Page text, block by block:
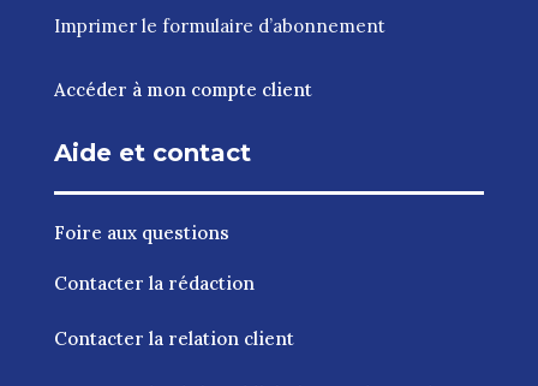
Imprimer le formulaire d’abonnement
Accéder à mon compte client
Aide et contact
Foire aux questions
Contacter la rédaction
Contacter la relation client